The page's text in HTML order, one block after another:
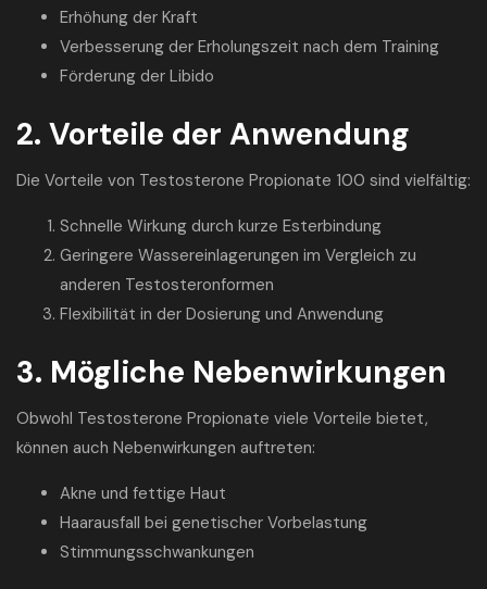
Erhöhung der Kraft
Verbesserung der Erholungszeit nach dem Training
Förderung der Libido
2. Vorteile der Anwendung
Die Vorteile von Testosterone Propionate 100 sind vielfältig:
Schnelle Wirkung durch kurze Esterbindung
Geringere Wassereinlagerungen im Vergleich zu
anderen Testosteronformen
Flexibilität in der Dosierung und Anwendung
3. Mögliche Nebenwirkungen
Obwohl Testosterone Propionate viele Vorteile bietet,
können auch Nebenwirkungen auftreten:
Akne und fettige Haut
Haarausfall bei genetischer Vorbelastung
Stimmungsschwankungen